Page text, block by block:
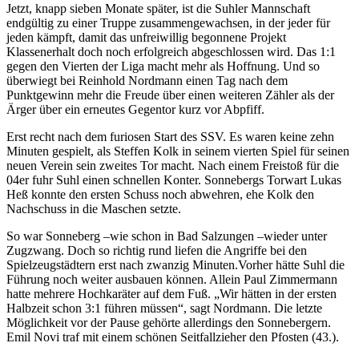
Jetzt, knapp sieben Monate später, ist die Suhler Mannschaft
endgültig zu einer Truppe zusammengewachsen, in der jeder für
jeden kämpft, damit das unfreiwillig begonnene Projekt
Klassenerhalt doch noch erfolgreich abgeschlossen wird. Das 1:1
gegen den Vierten der Liga macht mehr als Hoffnung. Und so
überwiegt bei Reinhold Nordmann einen Tag nach dem
Punktgewinn mehr die Freude über einen weiteren Zähler als der
Ärger über ein erneutes Gegentor kurz vor Abpfiff.
Erst recht nach dem furiosen Start des SSV. Es waren keine zehn
Minuten gespielt, als Steffen Kolk in seinem vierten Spiel für seinen
neuen Verein sein zweites Tor macht. Nach einem Freistoß für die
04er fuhr Suhl einen schnellen Konter. Sonnebergs Torwart Lukas
Heß konnte den ersten Schuss noch abwehren, ehe Kolk den
Nachschuss in die Maschen setzte.
So war Sonneberg –wie schon in Bad Salzungen –wieder unter
Zugzwang. Doch so richtig rund liefen die Angriffe bei den
Spielzeugstädtern erst nach zwanzig Minuten.Vorher hätte Suhl die
Führung noch weiter ausbauen können. Allein Paul Zimmermann
hatte mehrere Hochkaräter auf dem Fuß. „Wir hätten in der ersten
Halbzeit schon 3:1 führen müssen“, sagt Nordmann. Die letzte
Möglichkeit vor der Pause gehörte allerdings den Sonnebergern.
Emil Novi traf mit einem schönen Seitfallzieher den Pfosten (43.).